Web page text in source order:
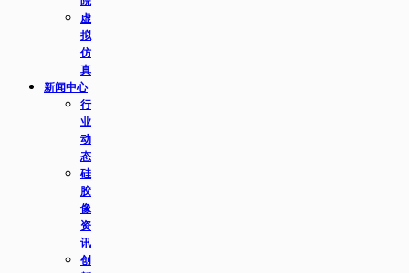
虚
拟
仿
真
新闻中心
行
业
动
态
硅
胶
像
资
讯
创